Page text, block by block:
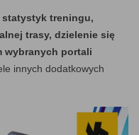
statystyk treningu,
trasy, dzielenie się
wybranych portali
innych dodatkowych